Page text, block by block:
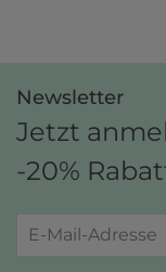
Newsletter
Jetzt
-20%